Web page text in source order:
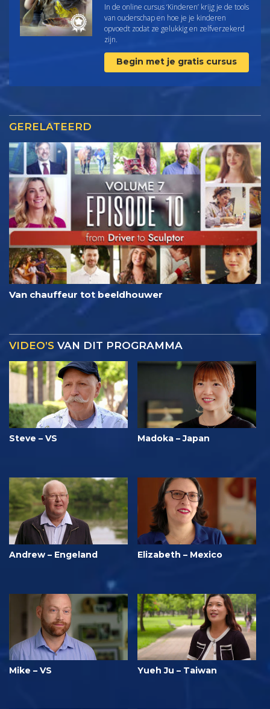
In de online cursus ‘Kinderen’ krijg je de tools
van ouderschap en hoe je je kinderen
opvoedt zodat ze gelukkig en zelfverzekerd
zijn.
Begin met je gratis cursus
GERELATEERD
Van chauffeur tot beeldhouwer
VIDEO’S VAN DIT PROGRAMMA
Steve – VS Madoka – Japan
Andrew – Engeland Elizabeth – Mexico
Mike – VS Yueh Ju – Taiwan